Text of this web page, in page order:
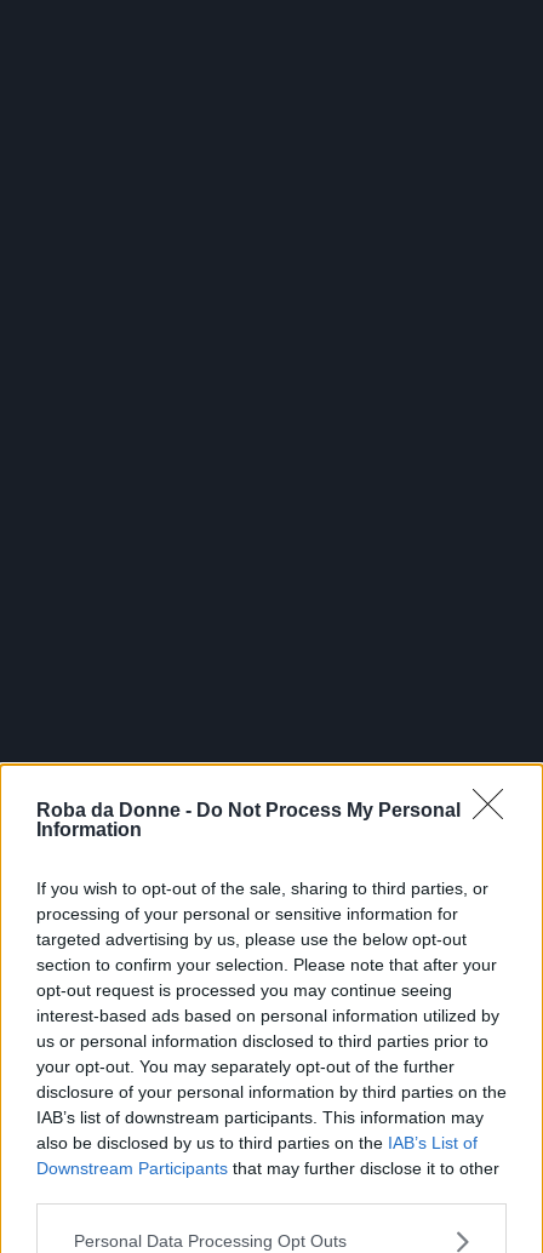
Roba da Donne - Do Not Process My Personal
Information
If you wish to opt-out of the sale, sharing to third parties, or
processing of your personal or sensitive information for
targeted advertising by us, please use the below opt-out
section to confirm your selection. Please note that after your
opt-out request is processed you may continue seeing
interest-based ads based on personal information utilized by
us or personal information disclosed to third parties prior to
your opt-out. You may separately opt-out of the further
disclosure of your personal information by third parties on the
IAB’s list of downstream participants. This information may
also be disclosed by us to third parties on the IAB’s List of
Downstream Participants that may further disclose it to other
Please note that this website/app uses one or more Google
Personal Data Processing Opt Outs
FOTO1DI 10 INGRANDISCI
Condividi su Facebook